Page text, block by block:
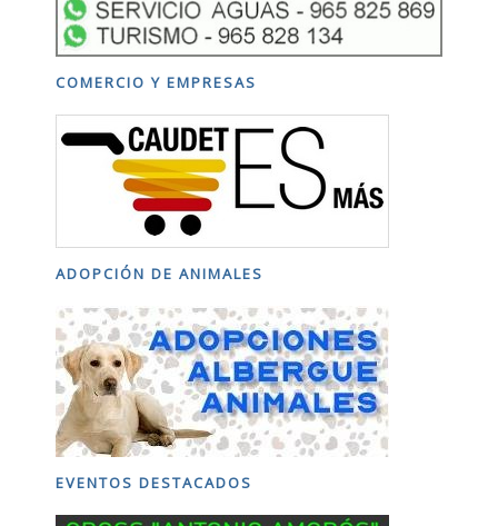
COMERCIO Y EMPRESAS
ADOPCIÓN DE ANIMALES
EVENTOS DESTACADOS